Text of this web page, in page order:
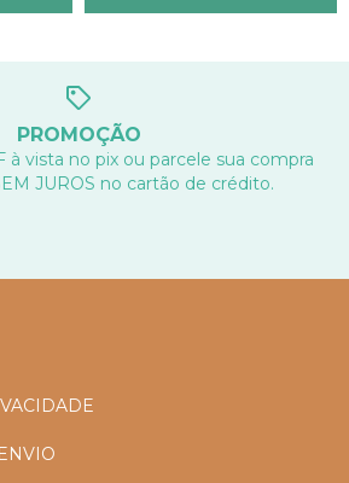
PROMOÇÃO
à vista no pix ou parcele sua compra
JUROS no cartão de crédito.